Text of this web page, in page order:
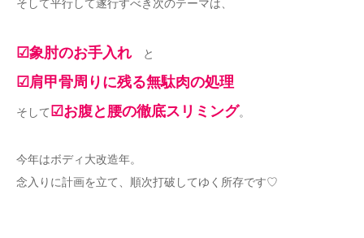
☑象肘のお手入れと
☑肩甲骨周りに残る無駄肉の処理
そして☑お腹と腰の徹底スリミング。
今年はボディ大改造年。
念入りに計画を立て、順次打破してゆく所存です♡